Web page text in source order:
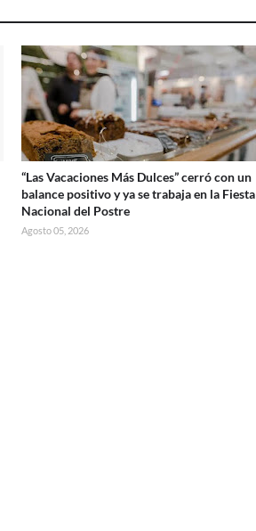
“Las Vacaciones Más Dulces” cerró con un
balance positivo y ya se trabaja en la Fiesta
Nacional del Postre
Agosto 05, 2026